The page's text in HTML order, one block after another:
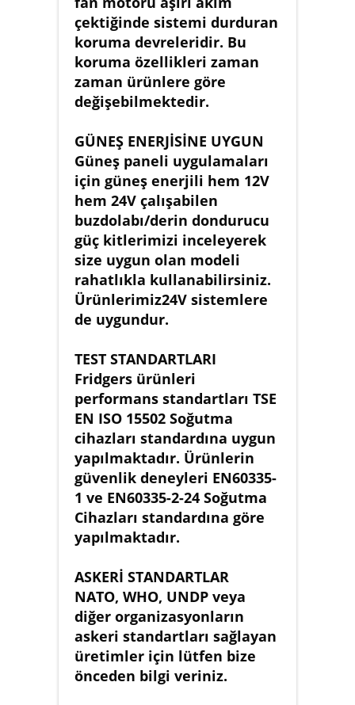
çektiğinde sistemi durduran
koruma devreleridir. Bu
koruma özellikleri zaman
zaman ürünlere göre
değişebilmektedir.
GÜNEŞ ENERJİSİNE UYGUN
Güneş paneli uygulamaları
için güneş enerjili hem 12V
hem 24V çalışabilen
buzdolabı/derin dondurucu
güç kitlerimizi inceleyerek
size uygun olan modeli
rahatlıkla kullanabilirsiniz.
Ürünlerimiz24V sistemlere
de uygundur.
TEST STANDARTLARI
Fridgers ürünleri
performans standartları TSE
EN ISO 15502 Soğutma
cihazları standardına uygun
yapılmaktadır. Ürünlerin
güvenlik deneyleri EN60335-
1 ve EN60335-2-24 Soğutma
Cihazları standardına göre
yapılmaktadır.
ASKERİ STANDARTLAR
NATO, WHO, UNDP veya
diğer organizasyonların
askeri standartları sağlayan
üretimler için lütfen bize
önceden bilgi veriniz.